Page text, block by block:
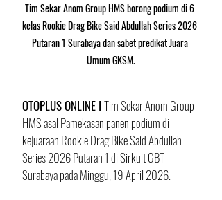
Tim Sekar Anom Group HMS borong podium di 6
kelas Rookie Drag Bike Said Abdullah Series 2026
Putaran 1 Surabaya dan sabet predikat Juara
Umum GKSM.
OTOPLUS ONLINE I Tim Sekar Anom Group
HMS asal Pamekasan panen podium di
kejuaraan Rookie Drag Bike Said Abdullah
Series 2026 Putaran 1 di Sirkuit GBT
Surabaya pada Minggu, 19 April 2026.